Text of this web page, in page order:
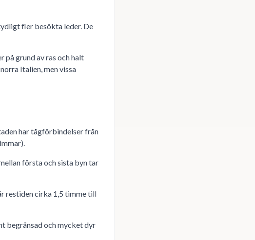
fler besökta leder. De
på grund av ras och halt
Italien, men vissa
har tågförbindelser från
första och sista byn tar
restiden cirka 1,5 timme till
begränsad och mycket dyr